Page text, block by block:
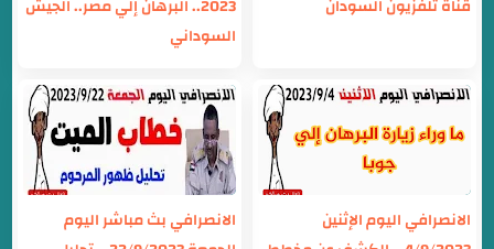
قناة تلفزيون السودان
2023.. البرهان إلي مصر.. الجيش
السوداني
الانصرافي اليوم الإثنين
الانصرافي بث مباشر اليوم